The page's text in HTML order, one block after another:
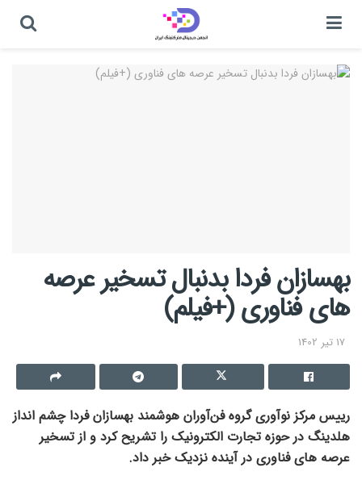
بهسازان فردا بدنبال تسخیر عرصه
های فناوری (+فیلم)
17 تیر 1402
رییس مرکز نوآوری گروه فن‌آوران هوشمند بهسازان فردا چشم انداز
هلدینگ در حوزه تجارت الکترونیک را تشریح کرد و از تسخیر
عرصه های فناوری در آینده نزدیک خبر داد.